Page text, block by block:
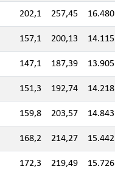
202,1 257,45 16.480
157,1 200,13 14.115
147,1 187,39 13.905
151,3 192,74 14.218
159,8 203,57 14.843
168,2 214,27 15.442
172,3 219,49 15.726